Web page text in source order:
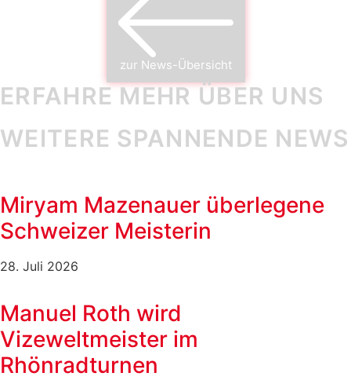
zur News-Übersicht
ERFAHRE MEHR ÜBER UNS
WEITERE SPANNENDE NEWS
Miryam Mazenauer überlegene
Schweizer Meisterin
28. Juli 2026
Manuel Roth wird
Vizeweltmeister im
Rhönradturnen